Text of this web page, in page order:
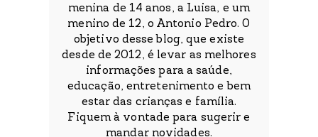
menina de 14 anos, a Luisa, e um
menino de 12, o Antonio Pedro. O
objetivo desse blog, que existe
desde de 2012, é levar as melhores
informações para a saúde,
educação, entretenimento e bem
estar das crianças e família.
Fiquem à vontade para sugerir e
mandar novidades.